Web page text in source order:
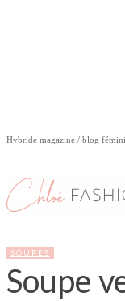
Hybride magazine / blog
SOUPES
Soupe